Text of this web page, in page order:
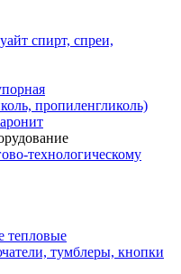
спирт, спреи,
пропиленгликоль)
технологическому
тепловые
тумблеры, кнопки